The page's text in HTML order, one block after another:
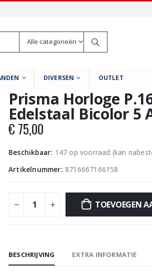
Alle categorieën
DIVERSEN OUTLET
Prisma Horloge
Edelstaal Bicolor 5
€ 75,00
Beschikbaar: 147 op voorraad (kan
Artikelnummer: 8716667166158
TOEVOEGEN
BESCHRIJVING EXTRA INFORMATIE